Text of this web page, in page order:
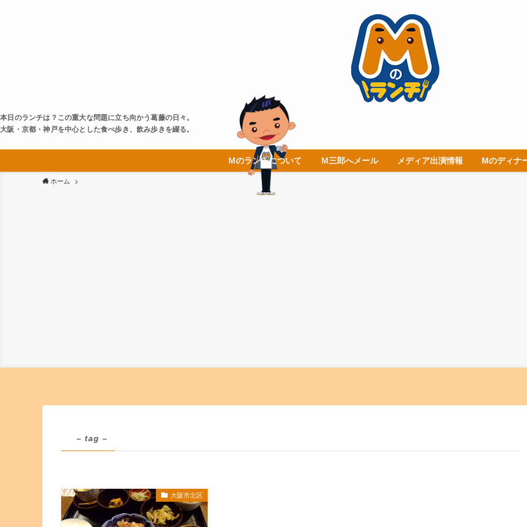
本日のランチは？この重大な問題に立ち向かう葛藤の日々。
大阪・京都・神戸を中心とした食べ歩き、飲み歩きを綴る。
Ｍのランチについて Ｍ三郎へメール メディア出演情報 Mのディナ
ホーム
– tag –
大阪市北区